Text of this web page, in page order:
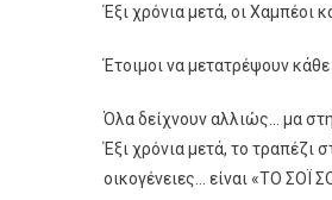
Έξι χρόνια μετά, οι Χαμπέοι
Έτοιμοι να μετατρέψουν
Όλα δείχνουν αλλιώς… μα
Έξι χρόνια μετά, το τραπέζι
οικογένειες… είναι «ΤΟ ΣΟΪ